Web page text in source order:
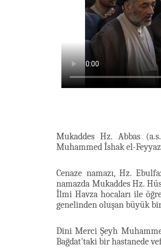
Mukaddes Hz. Abbas
Muhammed İshak el-
Cenaze namazı, Hz.
namazda Mukaddes Hz.
İlmi Havza hocaları ile
genelinden oluşan büyük
Dini Merci Şeyh
Bağdat'taki bir hastanede